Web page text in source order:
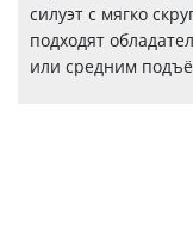
силуэт с мягко
подходят
или средним